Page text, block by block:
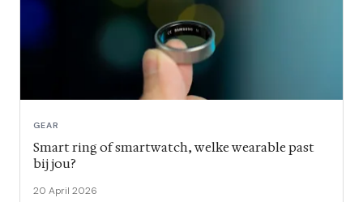
GEAR
Smart ring of smartwatch, welke wearable past
bij jou?
20 April 2026